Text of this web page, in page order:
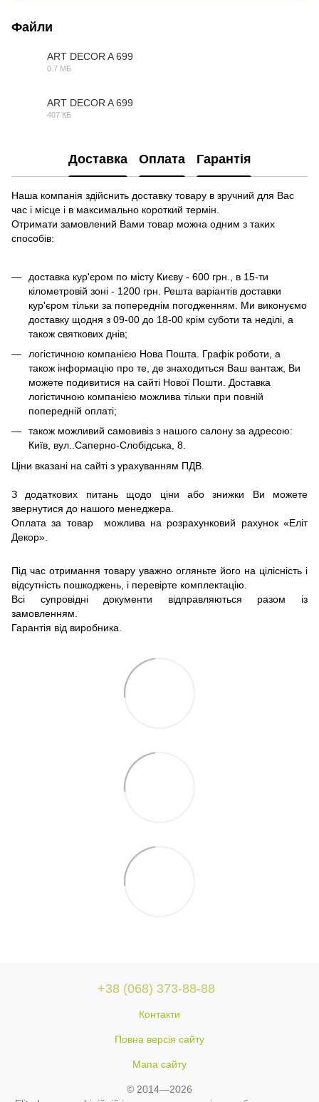
Файли
ART DECOR A 699
0.7 МБ
ART DECOR A 699
407 КБ
Доставка Оплата Гарантія
Наша компанія здійснить доставку товару в зручний для Вас
час і місце і в максимально короткий термін.
Отримати замовлений Вами товар можна одним з таких
способів:
доставка кур'єром по місту Києву - 600 грн., в 15-ти
кілометровій зоні - 1200 грн. Решта варіантів доставки
кур'єром тільки за попереднім погодженням. Ми виконуємо
доставку щодня з 09-00 до 18-00 крім суботи та неділі, а
також святкових днів;
логістичною компанією Нова Пошта. Графік роботи, а
також інформацію про те, де знаходиться Ваш вантаж, Ви
можете подивитися на сайті Нової Пошти. Доставка
логістичною компанією можлива тільки при повній
попередній оплаті;
також можливий самовивіз з нашого салону за адресою:
Київ, вул..Саперно-Слобідська, 8.
Ціни вказані на сайті з урахуванням ПДВ.
З додаткових питань щодо ціни або знижки Ви можете
звернутися до нашого менеджера.
Оплата за товар можлива на розрахунковий рахунок «Еліт
Декор».
Під час отримання товару уважно огляньте його на цілісність і
відсутність пошкоджень, і перевірте комплектацію.
Всі супровідні документи відправляються разом із
замовленням.
Гарантія від виробника.
+38 (068) 373-88-88
Контакти
Повна версія сайту
Мапа сайту
© 2014—2026